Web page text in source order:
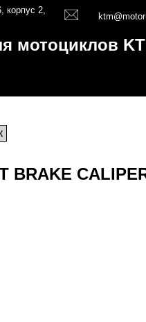
корпус 2,
мотоциклов
BRAKE